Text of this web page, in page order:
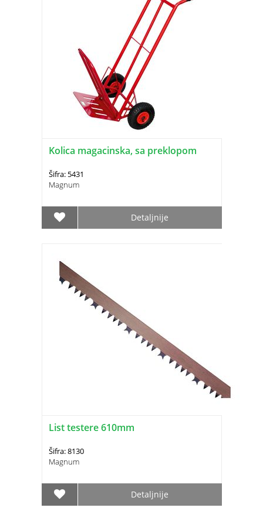
Kolica magacinska, sa preklopom
Šifra: 5431
Magnum
Detaljnije
List testere 610mm
Šifra: 8130
Magnum
Detaljnije